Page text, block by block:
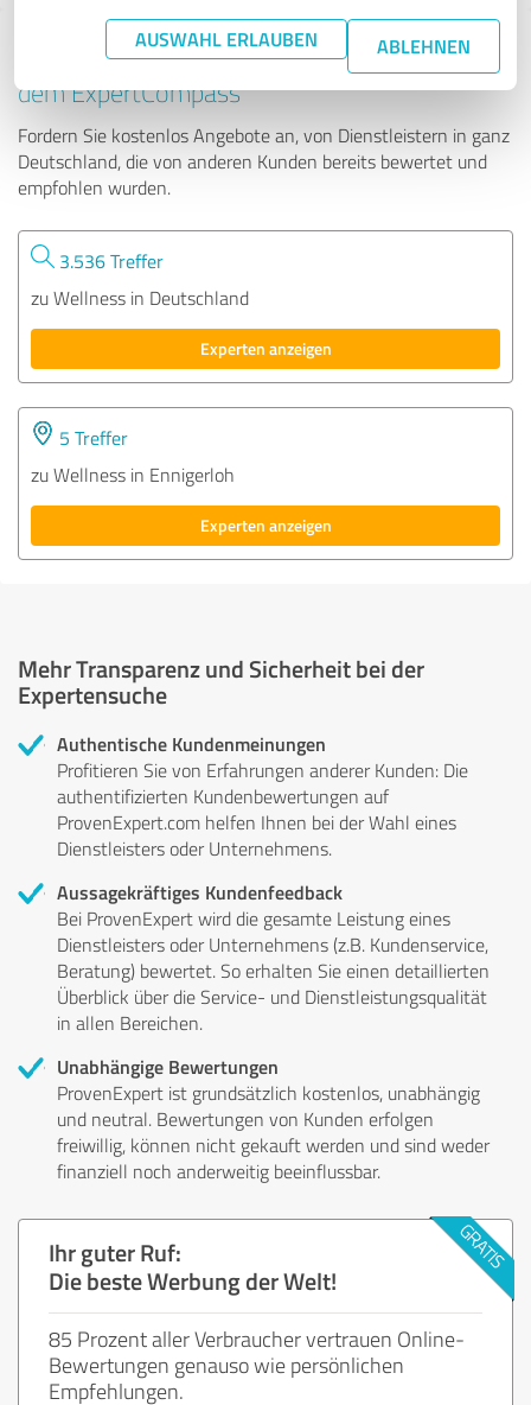
AUSWAHL ERLAUBEN ABLEHNEN
Tipp: Die passenden Experten finden - mit
dem ExpertCompass
Fordern Sie kostenlos Angebote an, von Dienstleistern in ganz
Deutschland, die von anderen Kunden bereits bewertet und
empfohlen wurden.
3.536 Treffer
zu Wellness in Deutschland
Experten anzeigen
5 Treffer
zu Wellness in Ennigerloh
Experten anzeigen
Mehr Transparenz und Sicherheit bei der
Expertensuche
Authentische Kundenmeinungen
Profitieren Sie von Erfahrungen anderer Kunden: Die
authentifizierten Kundenbewertungen auf
ProvenExpert.com helfen Ihnen bei der Wahl eines
Dienstleisters oder Unternehmens.
Aussagekräftiges Kundenfeedback
Bei ProvenExpert wird die gesamte Leistung eines
Dienstleisters oder Unternehmens (z.B. Kundenservice,
Beratung) bewertet. So erhalten Sie einen detaillierten
Überblick über die Service- und Dienstleistungsqualität
in allen Bereichen.
Unabhängige Bewertungen
ProvenExpert ist grundsätzlich kostenlos, unabhängig
und neutral. Bewertungen von Kunden erfolgen
freiwillig, können nicht gekauft werden und sind weder
finanziell noch anderweitig beeinflussbar.
Ihr guter Ruf:
Die beste Werbung der Welt!
85 Prozent aller Verbraucher vertrauen Online-
Bewertungen genauso wie persönlichen
Empfehlungen.